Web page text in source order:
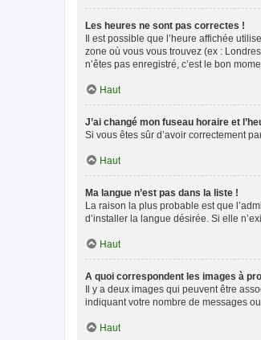
Les heures ne sont pas correctes !
Il est possible que l’heure affichée
zone où vous vous trouvez (ex :
n’êtes pas enregistré, c’est le bon
Haut
J’ai changé mon fuseau horaire et
Si vous êtes sûr d’avoir correctement
Haut
Ma langue n’est pas dans la liste !
La raison la plus probable est que
d’installer la langue désirée. Si elle
Haut
A quoi correspondent les images à
Il y a deux images qui peuvent être
indiquant votre nombre de messages
Haut